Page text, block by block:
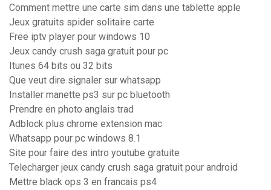
Comment mettre une carte sim dans une tablette apple
Jeux gratuits spider solitaire carte
Free iptv player pour windows 10
Jeux candy crush saga gratuit pour pc
Itunes 64 bits ou 32 bits
Que veut dire signaler sur whatsapp
Installer manette ps3 sur pc bluetooth
Prendre en photo anglais trad
Adblock plus chrome extension mac
Whatsapp pour pc windows 8.1
Site pour faire des intro youtube gratuite
Telecharger jeux candy crush saga gratuit pour android
Mettre black ops 3 en francais ps4